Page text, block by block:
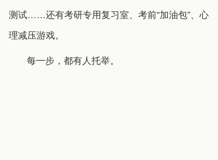
测试……还有考研专用复习室、考前“加油包”、心
理减压游戏。
每一步，都有人托举。